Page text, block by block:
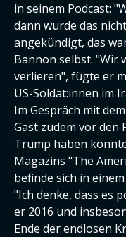
in seinem Podcast:
dann wurde das
angekündigt, das
Bannon selbst. "Wir
verlieren", fügte er
US-Soldat:innen im
Im Gespräch mit
Gast zudem vor den
Trump haben
Magazins "The
befinde sich in einem
"Ich denke, dass es
er 2016 und
Ende der endlosen